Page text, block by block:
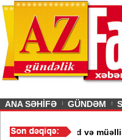
ANA SƏHİFƏ GÜNDƏM
məktəb bağlandı - Şagird